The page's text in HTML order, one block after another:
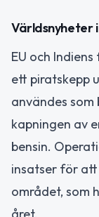
Världsnyheter
EU och
ett piratskepp
användes
kapningen av
bensin.
insatser för
området, som